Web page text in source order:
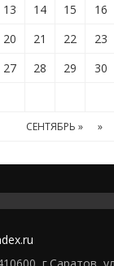
13 14 15
16
20 21 22
23
27 28 29
30
СЕНТЯБРЬ » »